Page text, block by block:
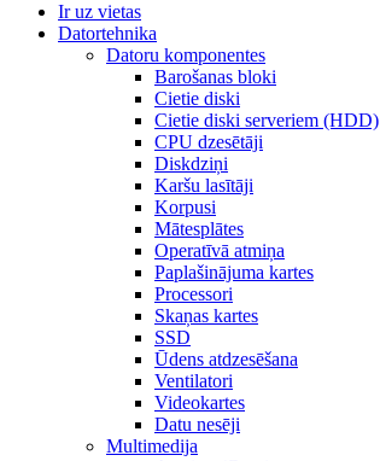
Ir uz vietas
Datortehnika
Datoru komponentes
Barošanas bloki
Cietie diski
Cietie diski serveriem (HDD)
CPU dzesētāji
Diskdziņi
Karšu lasītāji
Korpusi
Mātesplātes
Operatīvā atmiņa
Paplašinājuma kartes
Processori
Skaņas kartes
SSD
Ūdens atdzesēšana
Ventilatori
Videokartes
Datu nesēji
Multimedija